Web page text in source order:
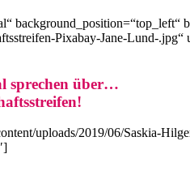
Pixabay-Jane-Lund-
sprechen über…
uploads/2019/06/Saskia-